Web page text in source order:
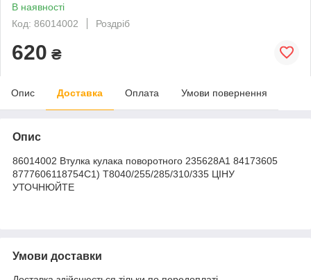
В наявності
Код: 86014002
Роздріб
620 ₴
Опис Доставка Оплата Умови повернення
Опис
86014002 Втулка кулака поворотного 235628A1 84173605
8777606118754C1) T8040/255/285/310/335 ЦІНУ
УТОЧНЮЙТЕ
Умови доставки